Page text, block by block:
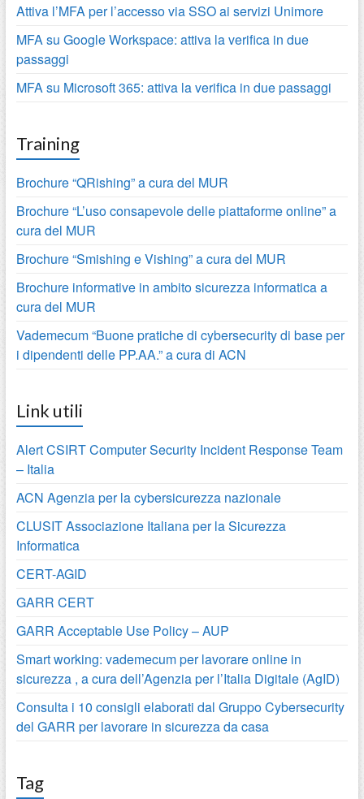
Attiva l’MFA per l’accesso via SSO ai servizi Unimore
MFA su Google Workspace: attiva la verifica in due
passaggi
MFA su Microsoft 365: attiva la verifica in due passaggi
Training
Brochure “QRishing” a cura del MUR
Brochure “L’uso consapevole delle piattaforme online” a
cura del MUR
Brochure “Smishing e Vishing” a cura del MUR
Brochure informative in ambito sicurezza informatica a
cura del MUR
Vademecum “Buone pratiche di cybersecurity di base per
i dipendenti delle PP.AA.” a cura di ACN
Link utili
Alert CSIRT Computer Security Incident Response Team
– Italia
ACN Agenzia per la cybersicurezza nazionale
CLUSIT Associazione Italiana per la Sicurezza
Informatica
CERT-AGID
GARR CERT
GARR Acceptable Use Policy – AUP
Smart working: vademecum per lavorare online in
sicurezza , a cura dell’Agenzia per l’Italia Digitale (AgID)
Consulta i 10 consigli elaborati dal Gruppo Cybersecurity
del GARR per lavorare in sicurezza da casa
Tag